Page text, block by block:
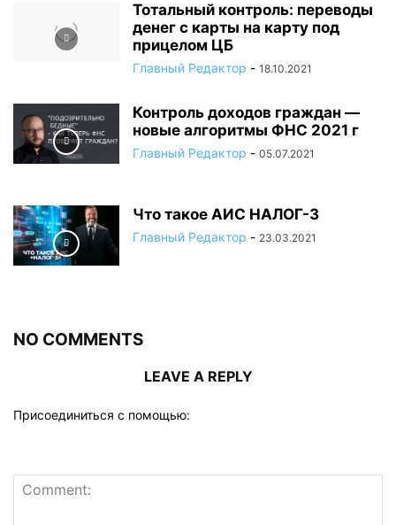
Тотальный контроль: переводы
денег с карты на карту под
прицелом ЦБ
Главный Редактор - 18.10.2021
Контроль доходов граждан —
новые алгоритмы ФНС 2021 г
Главный Редактор - 05.07.2021
Что такое АИС НАЛОГ-3
Главный Редактор - 23.03.2021
NO COMMENTS
LEAVE A REPLY
Присоединиться с помощью: